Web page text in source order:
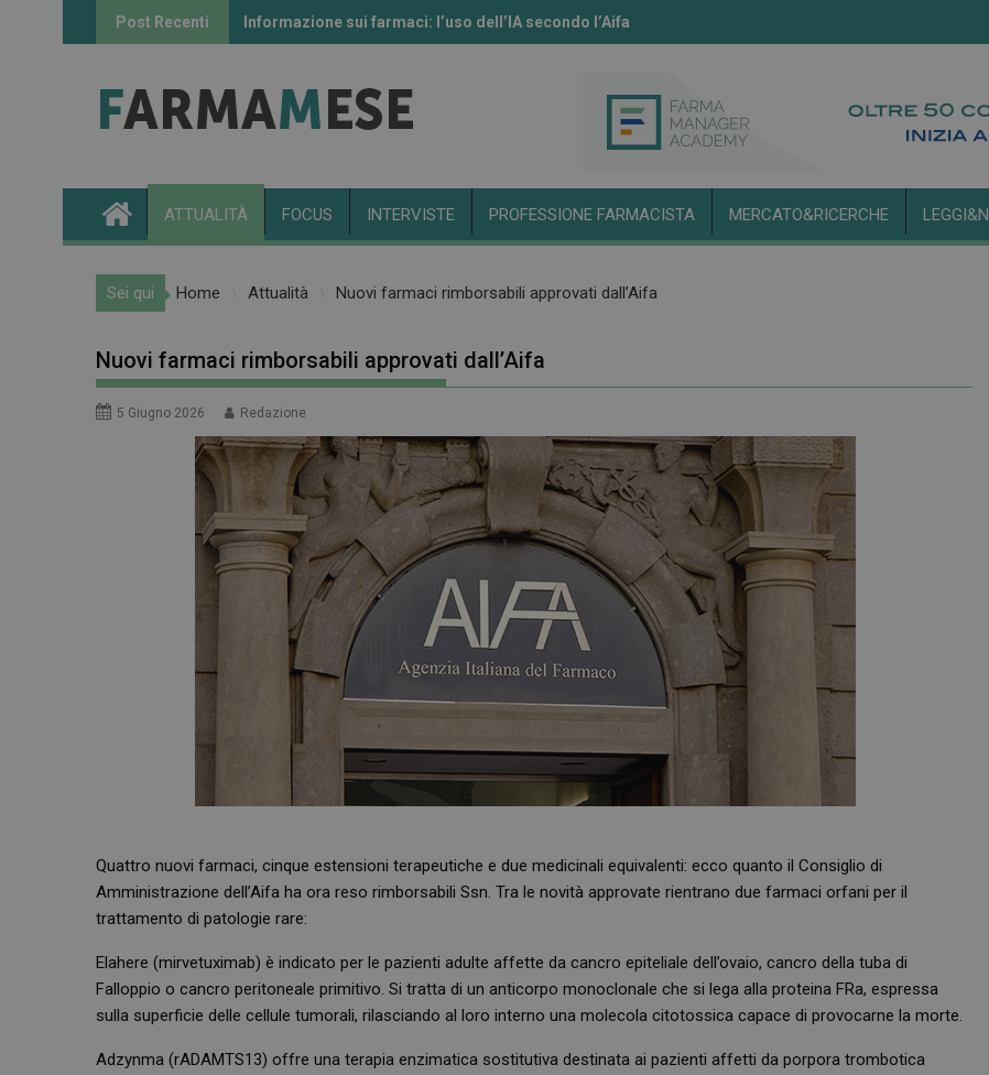
Post Recenti Informazione sui farmaci: l’uso dell’IA secondo l’Aifa
In Farmacia per i Bambini torna a novembre, aperte le adesioni per farmacie e volontari
ATTUALITÀ FOCUS INTERVISTE PROFESSIONE FARMACISTA MERCATO&RICERCHE
Sei qui Home Attualità Nuovi farmaci rimborsabili approvati dall’Aifa
Nuovi farmaci rimborsabili approvati dall’Aifa
5 Giugno 2026 Redazione
Quattro nuovi farmaci, cinque estensioni terapeutiche e due medicinali equivalenti: ecco quanto il Consiglio di
Amministrazione dell’Aifa ha ora reso rimborsabili Ssn. Tra le novità approvate rientrano due farmaci orfani per il
trattamento di patologie rare:
Elahere (mirvetuximab) è indicato per le pazienti adulte affette da cancro epiteliale dell’ovaio, cancro della tuba di
Falloppio o cancro peritoneale primitivo. Si tratta di un anticorpo monoclonale che si lega alla proteina FRa, espressa
sulla superficie delle cellule tumorali, rilasciando al loro interno una molecola citotossica capace di provocarne la morte.
Adzynma (rADAMTS13) offre una terapia enzimatica sostitutiva destinata ai pazienti affetti da porpora trombotica